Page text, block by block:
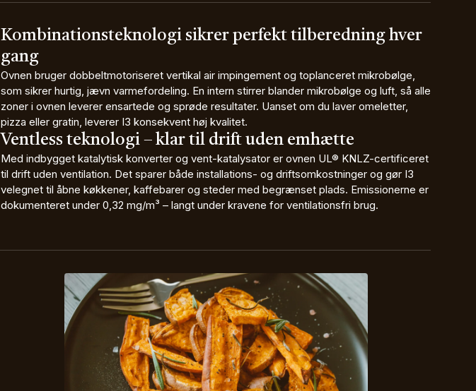
Kombinationsteknologi sikrer perfekt tilberedning hver
gang
Ovnen bruger dobbeltmotoriseret vertikal air impingement og toplanceret mikrobølge,
som sikrer hurtig, jævn varmefordeling. En intern stirrer blander mikrobølge og luft, så alle
zoner i ovnen leverer ensartede og sprøde resultater. Uanset om du laver omeletter,
pizza eller gratin, leverer I3 konsekvent høj kvalitet.
Ventless teknologi – klar til drift uden emhætte
Med indbygget katalytisk konverter og vent-katalysator er ovnen UL® KNLZ-certificeret
til drift uden ventilation. Det sparer både installations- og driftsomkostninger og gør I3
velegnet til åbne køkkener, kaffebarer og steder med begrænset plads. Emissionerne er
dokumenteret under 0,32 mg/m³ – langt under kravene for ventilationsfri brug.